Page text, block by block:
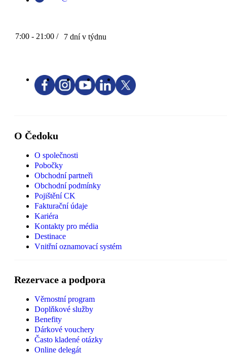
7:00 - 21:00 / 7 dní v týdnu
O Čedoku
O společnosti
Pobočky
Obchodní partneři
Obchodní podmínky
Pojištění CK
Fakturační údaje
Kariéra
Kontakty pro média
Destinace
Vnitřní oznamovací systém
Rezervace a podpora
Věrnostní program
Doplňkové služby
Benefity
Dárkové vouchery
Často kladené otázky
Online delegát